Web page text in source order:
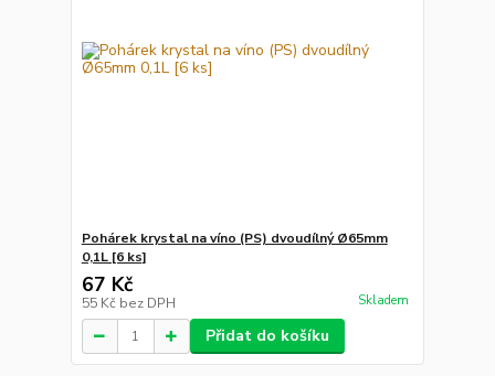
Pohárek krystal na víno (PS) dvoudílný Ø65mm
0,1L [6 ks]
67 Kč
55 Kč bez DPH Skladem
Přidat do košíku